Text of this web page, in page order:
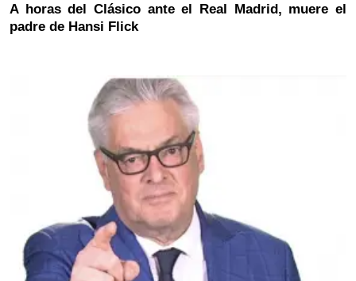
A horas del Clásico ante el Real Madrid, muere el
padre de Hansi Flick